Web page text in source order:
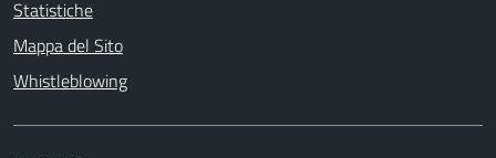
Statistiche
Mappa del Sito
Whistleblowing